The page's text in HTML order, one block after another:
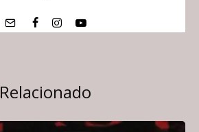
Relacionado